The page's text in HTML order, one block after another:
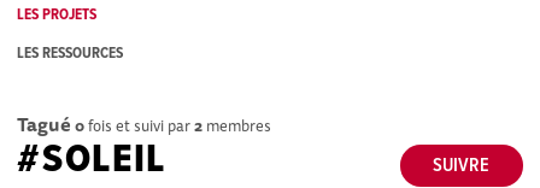
LES PROJETS
LES RESSOURCES
Tagué 0fois et suivi par2 membres
SUIVRE
#SOLEIL